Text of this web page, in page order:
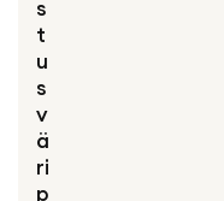
s
t
u
s
v
ä
ri
p